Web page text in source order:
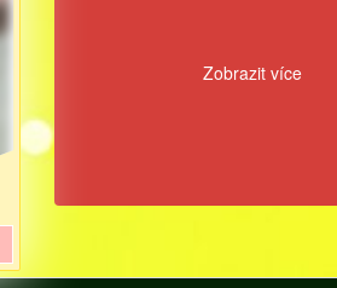
Zobrazit více